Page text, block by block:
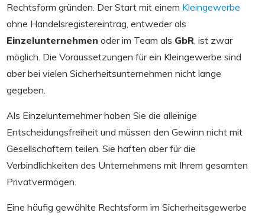
Rechtsform gründen. Der Start mit einem Kleingewerbe
ohne Handelsregistereintrag, entweder als
Einzelunternehmen oder im Team als GbR , ist zwar
möglich. Die Voraussetzungen für ein Kleingewerbe sind
aber bei vielen Sicherheitsunternehmen nicht lange
gegeben.
Als Einzelunternehmer haben Sie die alleinige
Entscheidungsfreiheit und müssen den Gewinn nicht mit
Gesellschaftern teilen. Sie haften aber für die
Verbindlichkeiten des Unternehmens mit Ihrem gesamten
Privatvermögen.
Eine häufig gewählte Rechtsform im Sicherheitsgewerbe